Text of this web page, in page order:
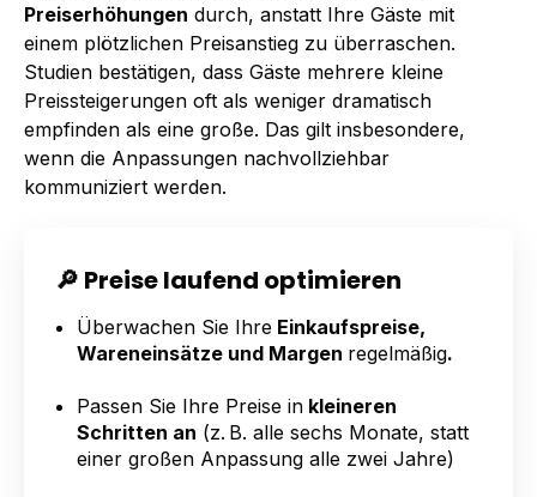
Preiserhöhungen durch, anstatt Ihre Gäste mit
einem plötzlichen Preisanstieg zu überraschen.
Studien bestätigen, dass Gäste mehrere kleine
Preissteigerungen oft als weniger dramatisch
empfinden als eine große. Das gilt insbesondere,
wenn die Anpassungen nachvollziehbar
kommuniziert werden.
🔎 Preise laufend optimieren
Überwachen Sie IhreEinkaufspreise,
Wareneinsätze und Margen regelmäßig.
Passen Sie Ihre Preise inkleineren
Schritten an (z. B. alle sechs Monate, statt
einer großen Anpassung alle zwei Jahre)